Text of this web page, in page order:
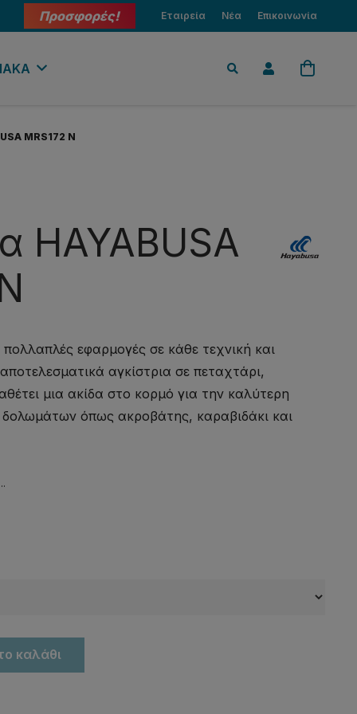
Προσφορές! Εταιρεία Νέα Επικοινωνία
MRS172 N
HAYABUSA
πολλαπλές εφαρμογές σε κάθε τεχνική και
αγκίστρια σε πεταχτάρι,
μια ακίδα στο κορμό για την καλύτερη
όπως ακροβάτης, καραβιδάκι και
καλάθι